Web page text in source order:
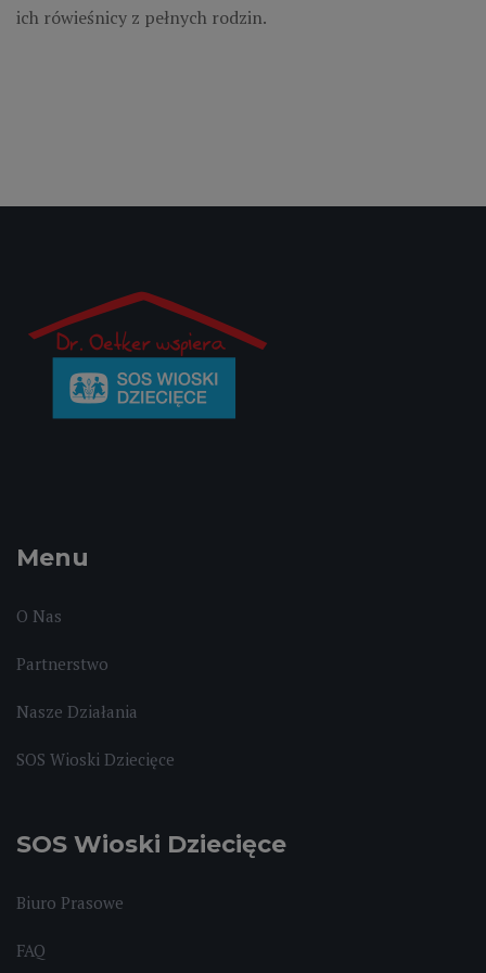
ich rówieśnicy z pełnych rodzin.
Menu
O Nas
Partnerstwo
Nasze Działania
SOS Wioski Dziecięce
SOS Wioski Dziecięce
Biuro Prasowe
FAQ